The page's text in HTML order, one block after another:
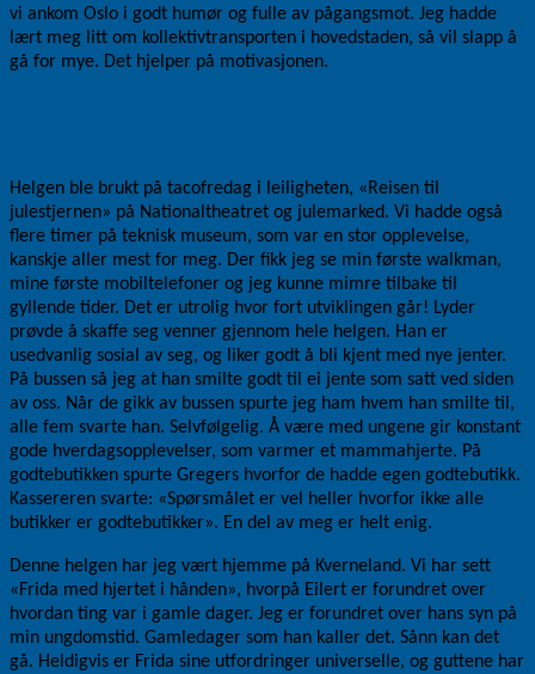
vi ankom Oslo i godt humør og fulle av pågangsmot. Jeg hadde
lært meg litt om kollektivtransporten i hovedstaden, så vil slapp å
gå for mye. Det hjelper på motivasjonen.
Helgen ble brukt på tacofredag i leiligheten, «Reisen til
julestjernen» på Nationaltheatret og julemarked. Vi hadde også
flere timer på teknisk museum, som var en stor opplevelse,
kanskje aller mest for meg. Der fikk jeg se min første walkman,
mine første mobiltelefoner og jeg kunne mimre tilbake til
gyllende tider. Det er utrolig hvor fort utviklingen går! Lyder
prøvde å skaffe seg venner gjennom hele helgen. Han er
usedvanlig sosial av seg, og liker godt å bli kjent med nye jenter.
På bussen så jeg at han smilte godt til ei jente som satt ved siden
av oss. Når de gikk av bussen spurte jeg ham hvem han smilte til,
alle fem svarte han. Selvfølgelig. Å være med ungene gir konstant
gode hverdagsopplevelser, som varmer et mammahjerte. På
godtebutikken spurte Gregers hvorfor de hadde egen godtebutikk.
Kassereren svarte: «Spørsmålet er vel heller hvorfor ikke alle
butikker er godtebutikker». En del av meg er helt enig.
Denne helgen har jeg vært hjemme på Kverneland. Vi har sett
«Frida med hjertet i hånden», hvorpå Eilert er forundret over
hvordan ting var i gamle dager. Jeg er forundret over hans syn på
min ungdomstid. Gamledager som han kaller det. Sånn kan det
gå. Heldigvis er Frida sine utfordringer universelle, og guttene har